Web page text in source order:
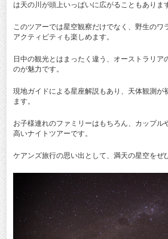
は天の川が頭上いっぱいに広がることもありま
このツアーでは星空観察だけでなく、野生のワ
アクティビティも楽しめます。
日中の観光とはまったく違う、オーストラリア
のが魅力です。
現地ガイドによる星座解説もあり、天体観測が
ます。
お子様連れのファミリーはもちろん、カップル
高いナイトツアーです。
ケアンズ旅行の思い出として、満天の星空をぜ